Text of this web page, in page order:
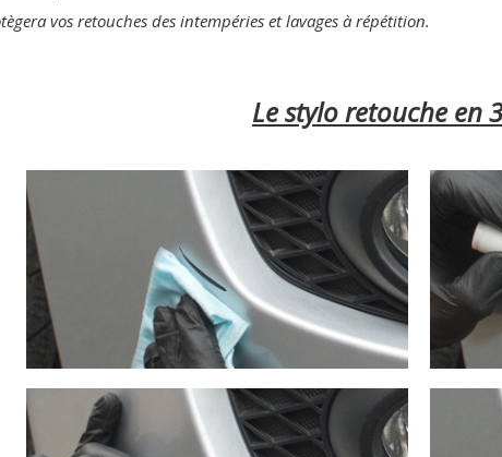
vos retouches des intempéries et lavages à répétition.
Le stylo retouche en